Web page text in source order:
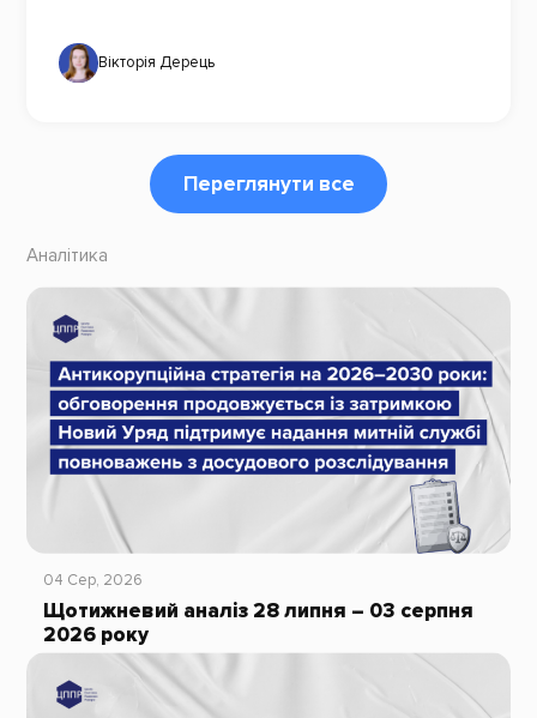
Вікторія Дерець
Переглянути все
Аналітика
04 Сер, 2026
Щотижневий аналіз 28 липня – 03 серпня
2026 року